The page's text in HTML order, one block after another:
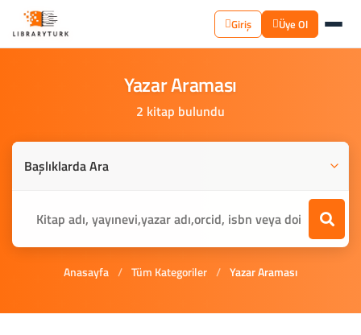
Giriş Üye Ol
YazarAraması
2 kitap bulundu
Anasayfa / Tüm Kategoriler / Yazar Araması